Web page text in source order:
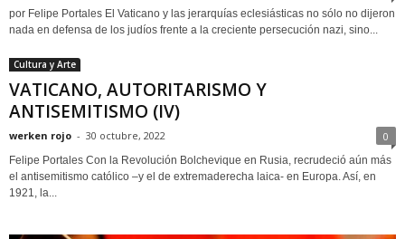
por Felipe Portales El Vaticano y las jerarquías eclesiásticas no sólo no dijeron
nada en defensa de los judíos frente a la creciente persecución nazi, sino...
Cultura y Arte
VATICANO, AUTORITARISMO Y
ANTISEMITISMO (IV)
werken rojo - 30 octubre, 2022 0
Felipe Portales Con la Revolución Bolchevique en Rusia, recrudeció aún más
el antisemitismo católico –y el de extremaderecha laica- en Europa. Así, en
1921, la...